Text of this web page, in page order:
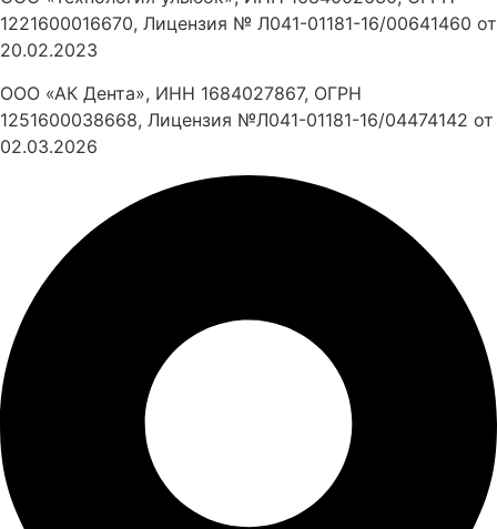
1221600016670, Лицензия № Л041-01181-16/00641460 от
20.02.2023
ООО «АК Дента», ИНН 1684027867, ОГРН
1251600038668, Лицензия №Л041-01181-16/04474142 от
02.03.2026